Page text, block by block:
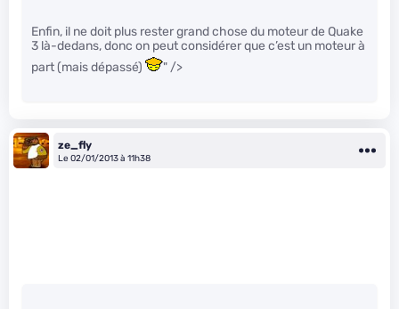
Enfin, il ne doit plus rester grand chose du moteur de Quake
3 là-dedans, donc on peut considérer que c’est un moteur à
part (mais dépassé)
" />
ze_fly
Le 02/01/2013 à 11h38